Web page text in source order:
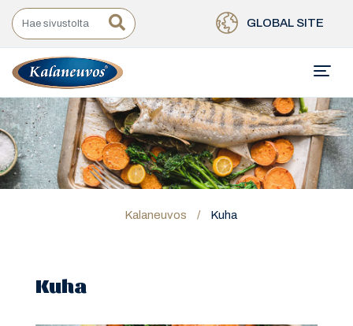
GLOBAL SITE
Kalaneuvos / Kuha
Kuha